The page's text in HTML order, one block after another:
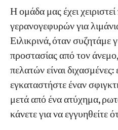
Σφιγκτήρες σε
Απαραίτητος για
Δύο παράμετροι που
αγνοούνται κατά την
ράγας
Στερεώσεις τροχών,
καλώδια ανέμου: Πότε
χρησιμοποιείτε;
Η ομάδα μας έχει
γερανογεφυρών για
Ειλικρινά, όταν συζητάμε
προστασίας από τον
πελατών είναι
εγκαταστήστε έναν
μετά από ένα ατύχημα,
κάνετε για να εγγυηθείτε